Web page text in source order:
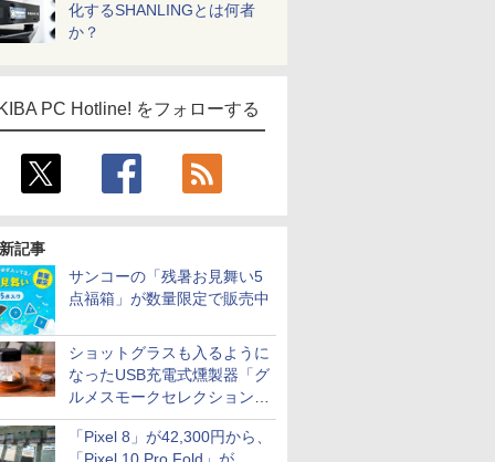
化するSHANLINGとは何者
か？
PC Hotline! をフォローする
記事
サンコーの「残暑お見舞い5
点福箱」が数量限定で販売中
ショットグラスも入るように
なったUSB充電式燻製器「グ
ルメスモークセレクション
2」がサンコーから
「Pixel 8」が42,300円から、